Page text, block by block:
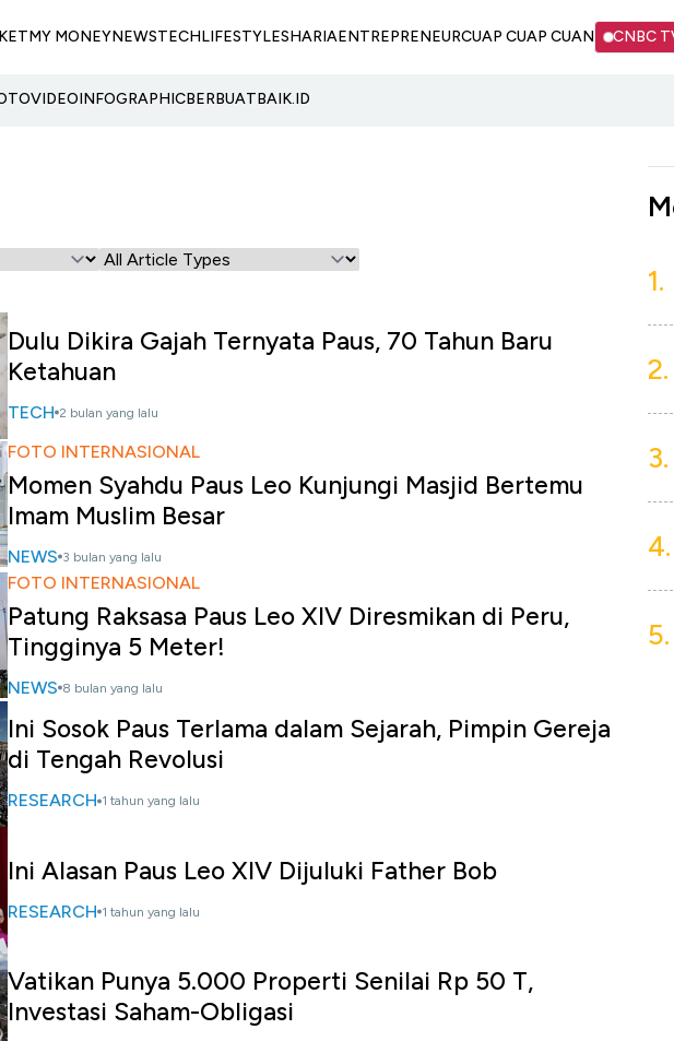
MY MONEYNEWSTECHLIFESTYLESHARIAENTREPRENEURCUAP CUAP CUAN CNBC
VIDEOINFOGRAPHICBERBUATBAIK.ID
Dulu Dikira Gajah Ternyata Paus, 70 Tahun Baru
Ketahuan
TECH 2 bulan yang lalu
FOTO INTERNASIONAL
Momen Syahdu Paus Leo Kunjungi Masjid Bertemu
Imam Muslim Besar
NEWS 3 bulan yang lalu
FOTO INTERNASIONAL
Patung Raksasa Paus Leo XIV Diresmikan di Peru,
Tingginya 5 Meter!
NEWS 8 bulan yang lalu
Ini Sosok Paus Terlama dalam Sejarah, Pimpin Gereja
di Tengah Revolusi
RESEARCH 1 tahun yang lalu
Ini Alasan Paus Leo XIV Dijuluki Father Bob
RESEARCH 1 tahun yang lalu
Vatikan Punya 5.000 Properti Senilai Rp 50 T,
Investasi Saham-Obligasi
1.
2.
3.
4.
5.